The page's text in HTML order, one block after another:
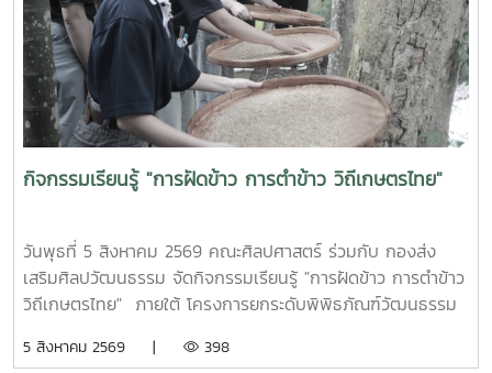
กิจกรรมเรียนรู้ "การฝัดข้าว การตำข้าว วิถีเกษตรไทย"
วันพุธที่ 5 สิงหาคม 2569 คณะศิลปศาสตร์ ร่วมกับ กองส่ง
เสริมศิลปวัฒนธรรม จัดกิจกรรมเรียนรู้ "การฝัดข้าว การตำข้าว
วิถีเกษตรไทย" ภายใต้ โครงการยกระดับพิพิธภัณฑ์วัฒนธรรม
โครงการอนุรักษ์พันธุกรรมอันเนื่องมาจากพระราชดำริ ประจำ
5 สิงหาคม 2569 | 398